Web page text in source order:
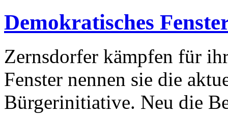
Demokratisches
Zernsdorfer kämpfen für
Fenster nennen sie die
Bürgerinitiative. Neu die